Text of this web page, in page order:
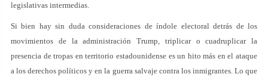
legislativas intermedias.
Si bien hay sin duda consideraciones de índole electoral detrás de los
movimientos de la administración Trump, triplicar o cuadruplicar la
presencia de tropas en territorio estadounidense es un hito más en el ataque
a los derechos políticos y en la guerra salvaje contra los inmigrantes. Lo que